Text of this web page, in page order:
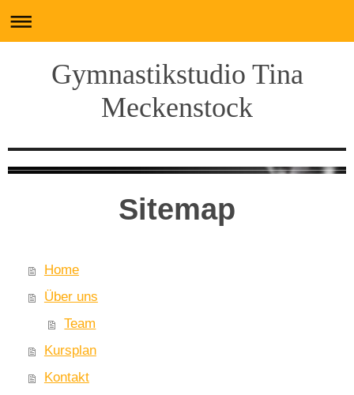
Gymnastikstudio Tina
Meckenstock
Sitemap
Home
Über uns
Team
Kursplan
Kontakt